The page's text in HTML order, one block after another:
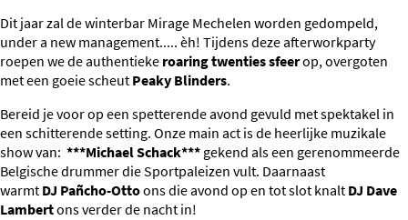
Dit jaar zal de winterbar Mirage Mechelen worden gedompeld,
under a new management..... èh! Tijdens deze afterworkparty
roepen we de authentieke roaring twenties sfeerop, overgoten
met een goeie scheut Peaky Blinders.
Bereid je voor op een spetterende avond gevuld met spektakel in
een schitterende setting. Onze main act is de heerlijke muzikale
show van: ***Michael Schack*** gekend als een gerenommeerde
Belgische drummer die Sportpaleizen vult. Daarnaast
warmt DJ Pañcho-Ottoons die avond op en tot slot knalt DJ Dave
Lambertons verder de nacht in!